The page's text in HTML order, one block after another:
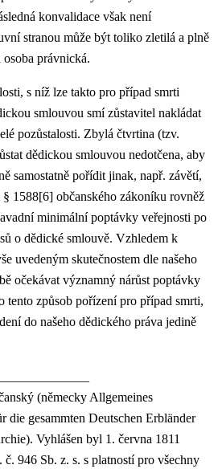
konvalidace však není
stranou může být toliko zletilá a plně
právnická.
s níž lze takto pro případ smrti
smlouvou smí zůstavitel nakládat
pozůstalosti. Zbylá čtvrtina (tzv.
dědickou smlouvou nedotčena, aby
samostatně pořídit jinak, např. závětí,
1588[6] občanského zákoníku rovněž
minimální poptávky veřejnosti po
o dědické smlouvě. Vzhledem k
uvedeným skutečnostem dle našeho
očekávat významný nárůst poptávky
tento způsob pořízení pro případ smrti,
do našeho dědického práva jedině
(německy Allgemeines
die gesammten Deutschen Erbländer
Vyhlášen byl 1. června 1811
č. 946 Sb. z. s. s platností pro všechny